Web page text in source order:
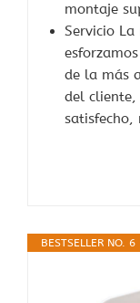
montaje
Servicio
de la más
del cliente,
satisfecho,
BESTSELLER NO. 6